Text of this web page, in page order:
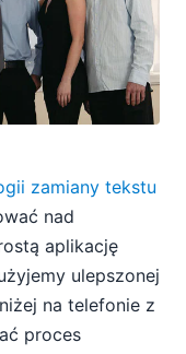
zamiany tekstu
nad
aplikację
ulepszonej
na telefonie z
proces